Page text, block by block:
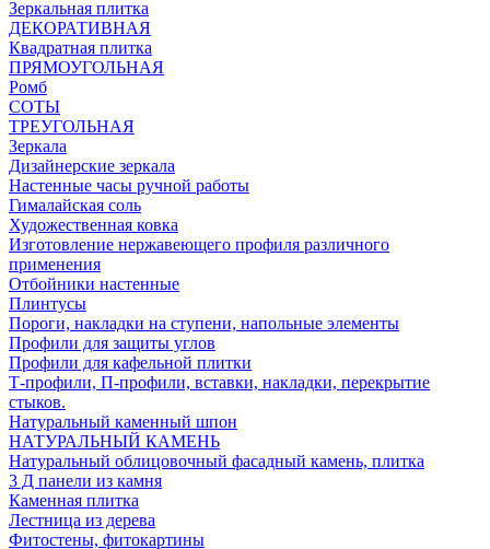
Зеркальная плитка
ДЕКОРАТИВНАЯ
Квадратная плитка
ПРЯМОУГОЛЬНАЯ
Ромб
СОТЫ
ТРЕУГОЛЬНАЯ
Зеркала
Дизайнерские зеркала
Настенные часы ручной работы
Гималайская соль
Художественная ковка
Изготовление нержавеющего профиля различного
применения
Отбойники настенные
Плинтусы
Пороги, накладки на ступени, напольные элементы
Профили для защиты углов
Профили для кафельной плитки
Т-профили, П-профили, вставки, накладки, перекрытие
стыков.
Натуральный каменный шпон
НАТУРАЛЬНЫЙ КАМЕНЬ
Натуральный облицовочный фасадный камень, плитка
3 Д панели из камня
Каменная плитка
Лестница из дерева
Фитостены, фитокартины